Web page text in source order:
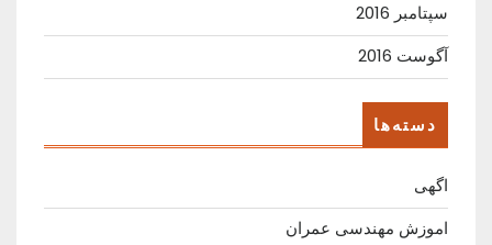
سپتامبر 2016
آگوست 2016
دسته‌ها
اگهی
اموزش مهندسی عمران